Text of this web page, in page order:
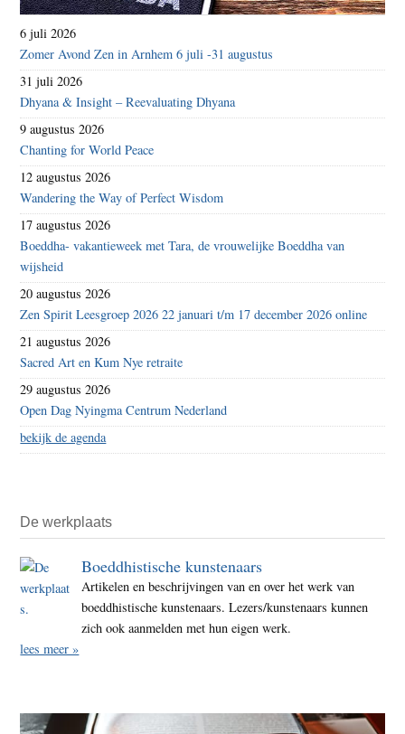
6 juli 2026
Zomer Avond Zen in Arnhem 6 juli -31 augustus
31 juli 2026
Dhyana & Insight – Reevaluating Dhyana
9 augustus 2026
Chanting for World Peace
12 augustus 2026
Wandering the Way of Perfect Wisdom
17 augustus 2026
Boeddha- vakantieweek met Tara, de vrouwelijke Boeddha van
wijsheid
20 augustus 2026
Zen Spirit Leesgroep 2026 22 januari t/m 17 december 2026 online
21 augustus 2026
Sacred Art en Kum Nye retraite
29 augustus 2026
Open Dag Nyingma Centrum Nederland
bekijk de agenda
De werkplaats
Boeddhistische kunstenaars
Artikelen en beschrijvingen van en over het werk van
boeddhistische kunstenaars. Lezers/kunstenaars kunnen
zich ook aanmelden met hun eigen werk.
lees meer »